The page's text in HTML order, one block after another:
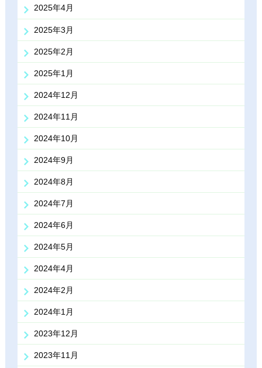
2025年4月
2025年3月
2025年2月
2025年1月
2024年12月
2024年11月
2024年10月
2024年9月
2024年8月
2024年7月
2024年6月
2024年5月
2024年4月
2024年2月
2024年1月
2023年12月
2023年11月